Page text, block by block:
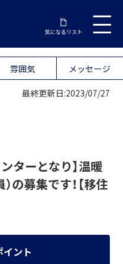
気になるリスト
雰囲気 メッセージ
最終更新日:2023/07/27
ターとなり】温暖
の募集です！【移住
イント